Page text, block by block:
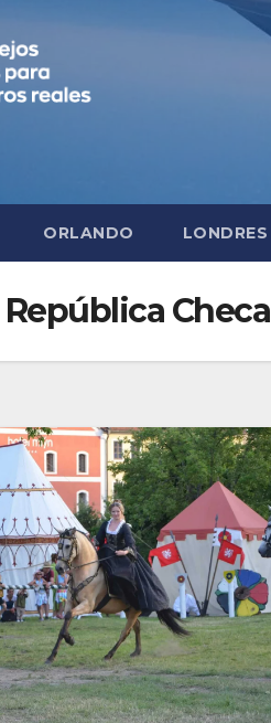
ORLANDO LONDRES
República Checa